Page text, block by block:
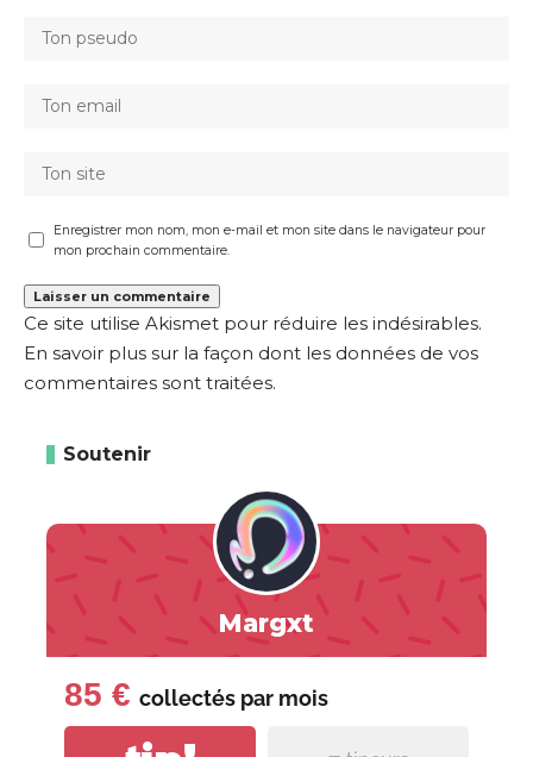
Enregistrer mon nom, mon e-mail et mon site dans le navigateur pour
mon prochain commentaire.
Ce site utilise Akismet pour réduire les indésirables.
En savoir plus sur la façon dont les données de vos
commentaires sont traitées.
Soutenir
Margxt
85 € collectés par mois